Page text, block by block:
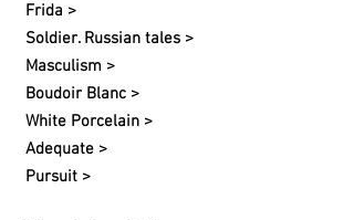
Frida >
Soldier. Russian tales >
Masculism >
Boudoir Blanc >
White Porcelain >
Adequate >
Pursuit >